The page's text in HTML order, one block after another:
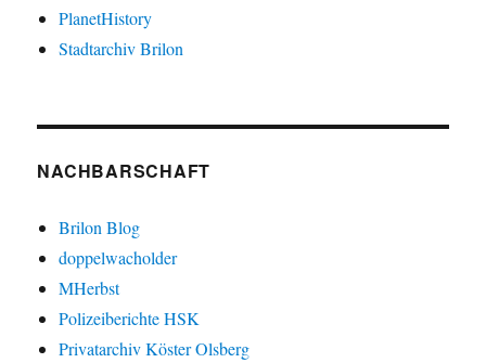
PlanetHistory
Stadtarchiv Brilon
NACHBARSCHAFT
Brilon Blog
doppelwacholder
MHerbst
Polizeiberichte HSK
Privatarchiv Köster Olsberg